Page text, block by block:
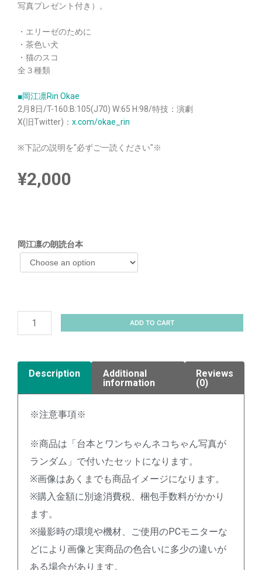
写真プレゼント付き）。
・エリーゼのために
・茶色い犬
・猫のスコ
全３種類
■岡江凛Rin Okae
2月8日/T-160:B:105(J70) W:65 H:98/特技：演劇
X(旧Twitter)： x.com/okae_rin
※下記の説明を"必ずご一読ください"※
¥2,000
岡江凛の朗読台本
ADD TO CART
Description
Additional
information
Reviews
(0)
※注意事項※
※商品は「台本とワンちゃんネコちゃん写真が
ランダム」で付いたセットになります。
※画像はあくまでも商品イメージになります。
※購入金額に別途消費税、梱包手数料がかかり
ます。
※撮影時の環境や機材、ご使用のPCモニターな
どにより画像と実商品の色合いに多少の違いが
ある場合があります。